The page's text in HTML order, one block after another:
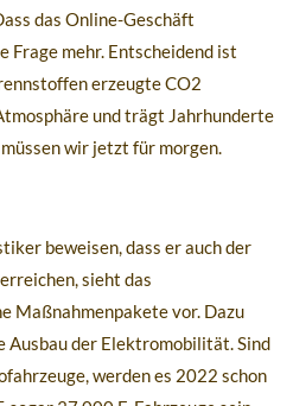
das Online-Geschäft
Frage mehr. Entscheidend ist
erzeugte CO2
und trägt Jahrhunderte
wir jetzt für morgen.
beweisen, dass er auch der
sieht das
Maßnahmenpakete vor. Dazu
Ausbau der Elektromobilität. Sind
werden es 2022 schon